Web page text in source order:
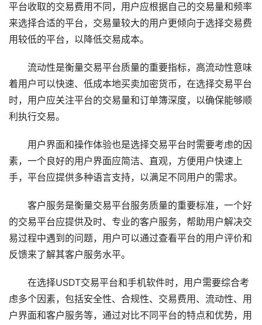
平台收取的交易费用不同，用户应根据自己的交易量和频率
来选择合适的平台，交易量较大的用户更倾向于选择交易费
用较低的平台，以降低交易成本。
流动性是衡量交易平台质量的重要指标，高流动性意味
着用户可以快速、低成本地买卖加密货币，在选择交易平台
时，用户应关注平台的交易量和订单簿深度，以确保能够顺
利执行交易。
用户界面和操作体验也是选择交易平台时需要考虑的因
素，一个良好的用户界面应简洁、直观，方便用户快速上
手，平台应提供多种语言支持，以满足不同用户的需求。
客户服务是衡量交易平台服务质量的重要标准，一个好
的交易平台应提供及时、专业的客户服务，帮助用户解决交
易过程中遇到的问题，用户可以通过查看平台的用户评价和
反馈来了解其客户服务水平。
在选择USDT交易平台和手机软件时，用户需要综合考
虑多个因素，包括安全性、合规性、交易费用、流动性、用
户界面和客户服务等，通过对比不同平台的特点和优势，用